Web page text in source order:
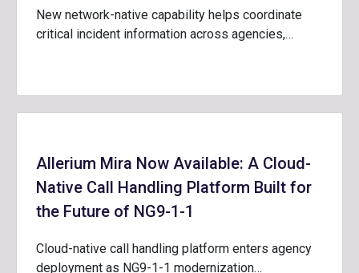
New network-native capability helps coordinate
critical incident information across agencies,…
Allerium Mira Now Available: A Cloud-
Native Call Handling Platform Built for
the Future of NG9-1-1
Cloud-native call handling platform enters agency
deployment as NG9-1-1 modernization…